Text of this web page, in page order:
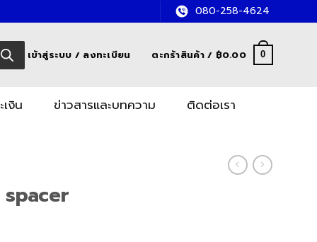
080-258-4624
เข้าสู่ระบบ / ลงทะเบียน ตะกร้าสินค้า / ฿0.00 0
เงิน ข่าวสารและบทความ ติดต่อเรา
spacer